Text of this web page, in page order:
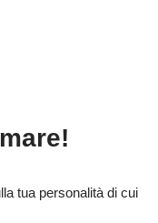
tua personalità di cui